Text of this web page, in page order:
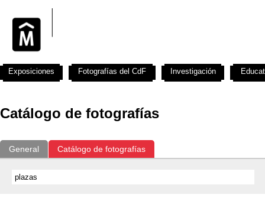
Catálogo de fotografías
General Catálogo de fotografías
Exposiciones Fotografías del CdF Investigación